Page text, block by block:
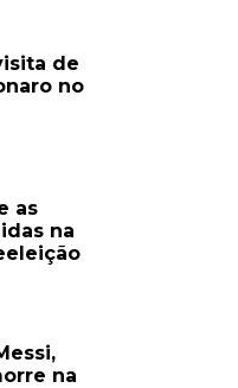
de
no
as
na
na